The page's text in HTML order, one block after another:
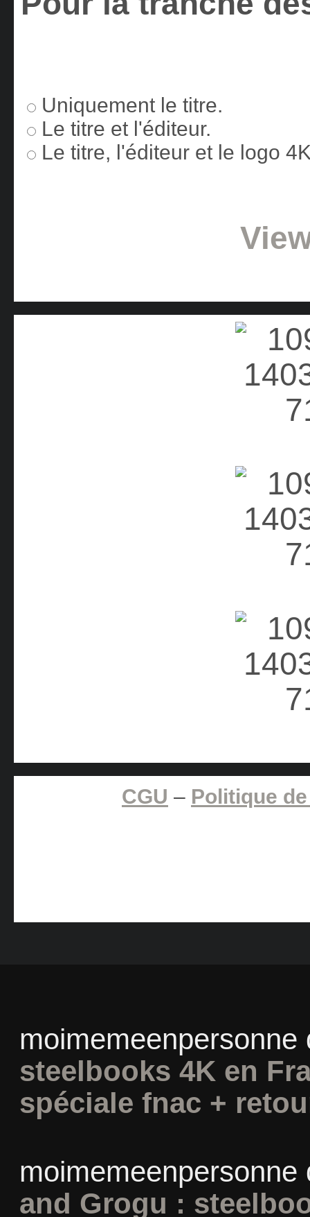
Uniquement le titre.
Le titre et l'éditeur.
Le titre, l'éditeur et le logo
CGU – Politique
moimemeenpersonne
steelbooks 4K en
spéciale fnac +
moimemeenpersonne
and Grogu :